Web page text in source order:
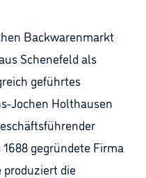
Backwarenmarkt
Schenefeld als
geführtes
Jochen Holthausen
gegründete Firma
produziert die